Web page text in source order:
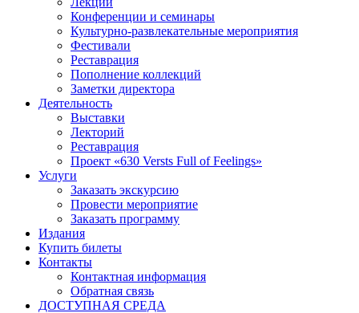
Конференции и семинары
Культурно-развлекательные мероприятия
Фестивали
Реставрация
Пополнение коллекций
Заметки директора
Деятельность
Выставки
Лекторий
Реставрация
Проект «630 Versts Full of Feelings»
Услуги
Заказать экскурсию
Провести мероприятие
Заказать программу
Издания
Купить билеты
Контакты
Контактная информация
Обратная связь
ДОСТУПНАЯ СРЕДА